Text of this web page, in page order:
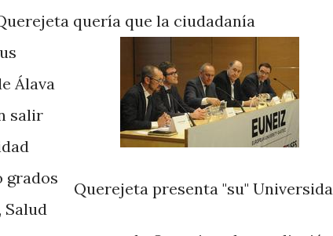
quería que la ciudadanía
Querejeta presenta "su"
Álava
salir
grados
Salud